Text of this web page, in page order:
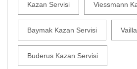
Kazan Servisi Viessmann
Baymak Kazan Servisi
Buderus Kazan Servisi